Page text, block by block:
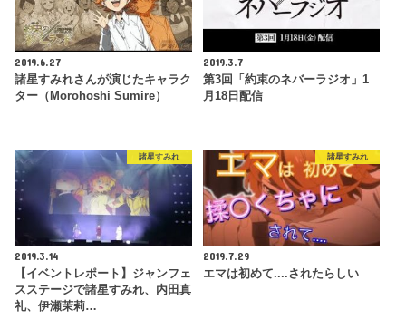
2019.6.27
諸星すみれさんが演じたキャラク
ター（Morohoshi Sumire）
2019.3.7
第3回「約束のネバーラジオ」1
月18日配信
諸星すみれ
2019.3.14
【イベントレポート】ジャンフェ
スステージで諸星すみれ、内田真
礼、伊瀬茉莉…
諸星すみれ
2019.7.29
エマは初めて....されたらしい